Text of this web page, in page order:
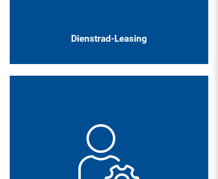
Dienstrad-Leasing
Zur Absicherung im Alter bieten wir unseren
Mitarbeiter*innen eine betriebliche Altersversorgung („KMG
Kliniken-Rente“) an, die unter bestimmten Voraussetzungen